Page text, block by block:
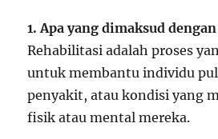
1. Apa yang dimaksud
Rehabilitasi adalah proses
untuk membantu individu
penyakit, atau kondisi yang
fisik atau mental mereka.